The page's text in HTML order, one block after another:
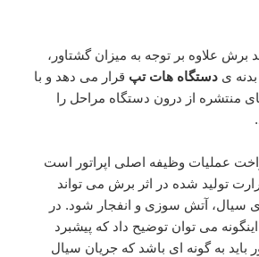
برش علاوه بر توجه به میزان گشتاور،
یدستگاه هات تپ قرار می دهد و با
منتشره از درون دستگاه مراحل را
عملیات وظیفه اصلی اپراتور است
تولید شده در اثر برش می تواند
آتش سوزی و انفجار شود. در
می توان توضیح داد که پیشبرد
باید به گونه ای باشد که جریان سیال